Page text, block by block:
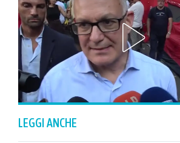
LEGGI ANCHE